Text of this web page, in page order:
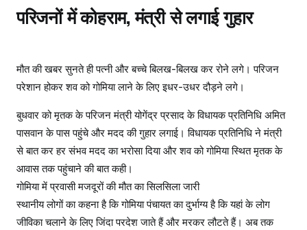
परिजनों में कोहराम, मंत्री से लगाई गुहार
मौत की खबर सुनते ही पत्नी और बच्चे बिलख-बिलख कर रोने लगे। परिजन
परेशान होकर शव को गोमिया लाने के लिए इधर-उधर दौड़ने लगे।
बुधवार को मृतक के परिजन मंत्री योगेंद्र प्रसाद के विधायक प्रतिनिधि अमित
पासवान के पास पहुंचे और मदद की गुहार लगाई। विधायक प्रतिनिधि ने मंत्री
से बात कर हर संभव मदद का भरोसा दिया और शव को गोमिया स्थित मृतक के
आवास तक पहुंचाने की बात कही।
गोमिया में प्रवासी मजदूरों की मौत का सिलसिला जारी
स्थानीय लोगों का कहना है कि गोमिया पंचायत का दुर्भाग्य है कि यहां के लोग
जीविका चलाने के लिए जिंदा परदेश जाते हैं और मरकर लौटते हैं। अब तक